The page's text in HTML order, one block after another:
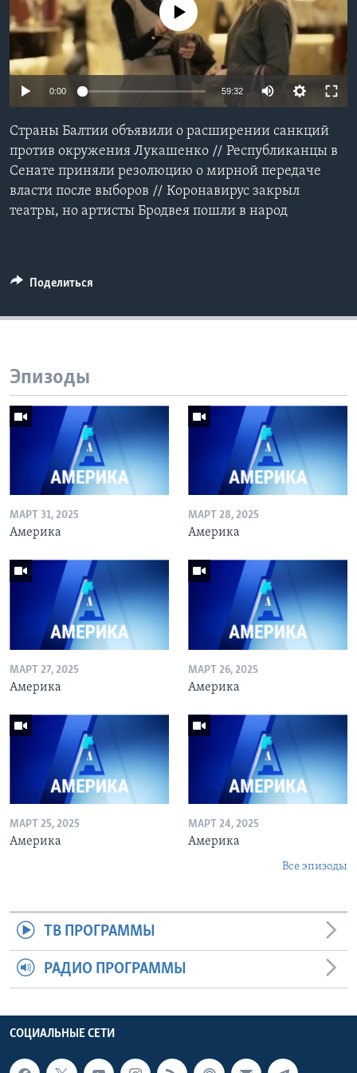
Learning English
СОЦИАЛЬНЫЕ СЕТИ
Языки
No media source currently available
0:00 59:32
Страны Балтии объявили о расширении санкций
против окружения Лукашенко // Республиканцы в
Сенате приняли резолюцию о мирной передаче
власти после выборов // Коронавирус закрыл
театры, но артисты Бродвея пошли в народ
Поделиться
Эпизоды
МАРТ 31, 2025
Америка
МАРТ 28, 2025
Америка
МАРТ 27, 2025
Америка
МАРТ 26, 2025
Америка
МАРТ 25, 2025
Америка
МАРТ 24, 2025
Америка
Все эпизоды
ТВ ПРОГРАММЫ
РАДИО ПРОГРАММЫ
СОЦИАЛЬНЫЕ СЕТИ